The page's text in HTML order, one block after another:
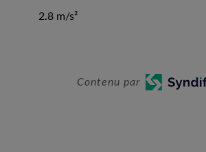
2.8 m/s²
Contenu par